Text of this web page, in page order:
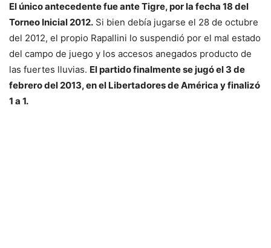
El único antecedente fue ante Tigre, por la fecha 18 del
Torneo Inicial 2012. Si bien debía jugarse el 28 de octubre
del 2012, el propio Rapallini lo suspendió por el mal estado
del campo de juego y los accesos anegados producto de
las fuertes lluvias. El partido finalmente se jugó el 3 de
febrero del 2013, en el Libertadores de América y finalizó
1 a 1.